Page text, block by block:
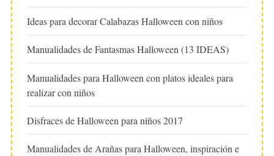
Ideas para decorar Calabazas Halloween con niños
Manualidades de Fantasmas Halloween (13 IDEAS)
Manualidades para Halloween con platos ideales para
realizar con niños
Disfraces de Halloween para niños 2017
Manualidades de Arañas para Halloween, inspiración e